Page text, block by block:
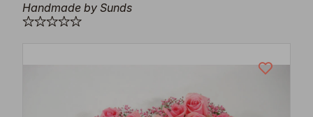
Handmade by Sunds